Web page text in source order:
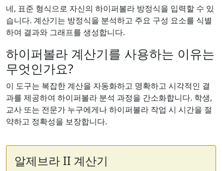
네, 표준 형식으로 자신의 하이퍼볼라 방정식을 입력할 수 있
습니다. 계산기는 방정식을 분석하고 주요 구성 요소를 식별
하여 결과와 그래프를 생성합니다.
하이퍼볼라 계산기를 사용하는 이유는
무엇인가요?
이 도구는 복잡한 계산을 자동화하고 명확하고 시각적인 결
과를 제공하여 하이퍼볼라 분석 과정을 간소화합니다. 학생,
교사 또는 전문가 누구에게나 하이퍼볼라 작업 시 시간을 절
약하고 정확성을 보장합니다.
알제브라 II 계산기